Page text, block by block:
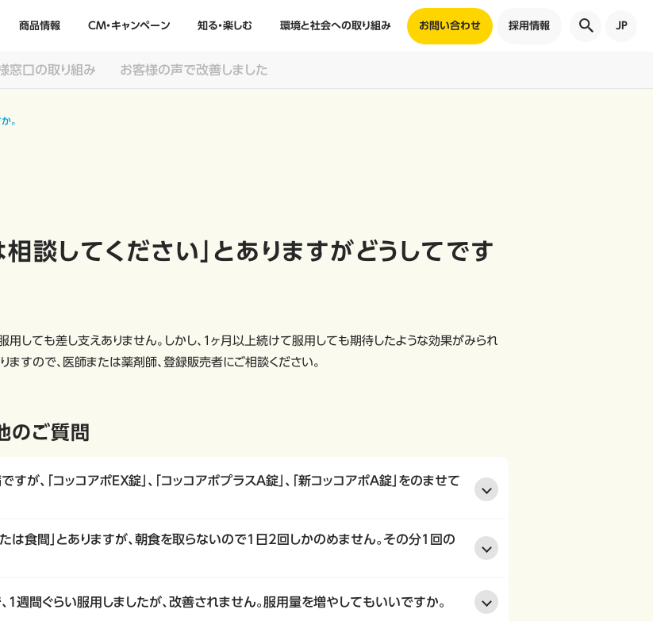
商品情報 CM・キャンペーン 知る・楽しむ 環境と社会への取り組み お問い合わせ 採用情報 JP
窓口の取り組み お客様の声で改善しました
。
相談してください」とありますがどうしてです
しても差し支えありません。しかし、1ヶ月以上続けて服用しても期待したような効果がみられ
すので、医師または薬剤師、登録販売者にご相談ください。
のご質問
、「コッコアポＥＸ錠」、「コッコアポプラスＡ錠」、「新コッコアポＡ錠」をのませて
は食間」とありますが、朝食を取らないので1日2回しかのめません。その分1回の
１週間ぐらい服用しましたが、改善されません。服用量を増やしてもいいですか。